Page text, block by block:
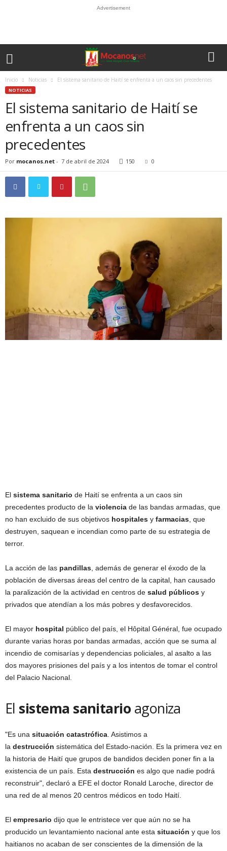
Advertisement
Inicio Noticias El sistema sanitario de Haití se enfrenta a un caos sin precedentes
NOTICIAS
El sistema sanitario de Haití se
enfrenta a un caos sin
precedentes
Por mocanos.net - 7 de abril de 2024 150 0
El sistema sanitario de Haití se enfrenta a un caos sin
precedentes producto de la violencia de las bandas armadas, que
no han excluido de sus objetivos hospitales y farmacias , que
destruyen, saquean e incendian como parte de su estrategia de
terror.
La acción de las pandillas , además de generar el éxodo de la
población de diversas áreas del centro de la capital, han causado
la paralización de la actividad en centros de salud públicos y
privados que atendían a los más pobres y desfavorecidos.
El mayor hospital público del país, el Hôpital Général, fue ocupado
durante varias horas por bandas armadas, acción que se suma al
incendio de comisarías y dependencias policiales, al asalto a las
dos mayores prisiones del país y a los intentos de tomar el control
del Palacio Nacional.
El sistema sanitario agoniza
"Es una situación catastrófica . Asistimos a
la destrucción sistemática del Estado-nación. Es la primera vez en
la historia de Haití que grupos de bandidos deciden poner fin a la
existencia de un país. Esta destrucción es algo que nadie podrá
reconstruir", declaró a EFE el doctor Ronald Laroche, director de
una red de al menos 20 centros médicos en todo Haití.
El empresario dijo que le entristece ver que aún no se ha
producido un levantamiento nacional ante esta situación y que los
haitianos no acaban de ser conscientes de la dimensión de la